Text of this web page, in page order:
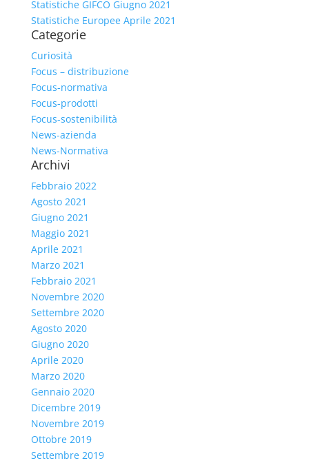
Statistiche GIFCO Giugno 2021
Statistiche Europee Aprile 2021
Categorie
Curiosità
Focus – distribuzione
Focus-normativa
Focus-prodotti
Focus-sostenibilità
News-azienda
News-Normativa
Archivi
Febbraio 2022
Agosto 2021
Giugno 2021
Maggio 2021
Aprile 2021
Marzo 2021
Febbraio 2021
Novembre 2020
Settembre 2020
Agosto 2020
Giugno 2020
Aprile 2020
Marzo 2020
Gennaio 2020
Dicembre 2019
Novembre 2019
Ottobre 2019
Settembre 2019